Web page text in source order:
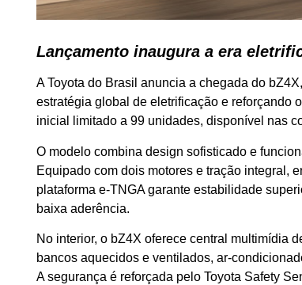
Lançamento inaugura a era
A Toyota do Brasil anuncia a chegada do
estratégia global de eletrificação e reforçando
inicial limitado a 99 unidades, disponível nas
O modelo combina design sofisticado e
Equipado com dois motores e tração integral,
plataforma e-TNGA garante estabilidade
baixa aderência.
No interior, o bZ4X oferece central multimídia
bancos aquecidos e ventilados, ar-
A segurança é reforçada pelo Toyota Safety